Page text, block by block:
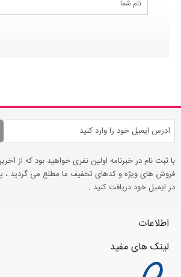
با ثبت نام در خبرنامه اولین نفری خواهید بود که از
فروش های ویژه و کدهای تخفیف ما مطلع می گردید ،
در ایمیل خود دریافت کنید .
اطلاعات
لینک های مفید